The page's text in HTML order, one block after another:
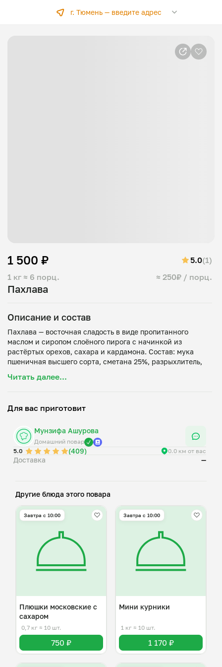
г. Тюмень — введите адрес
Пахлава
1 кг ≈ 6 порц. ≈ 250₽ / порц.
1 500 ₽ 5.0(1)
Описание и состав
Пахлава — восточная сладость в виде пропитанного
маслом и сиропом слоёного пирога с начинкой из
растёртых орехов, сахара и кардамона. Состав: мука
пшеничная высшего сорта, сметана 25%, разрыхлитель,
орех, мед, топленое масло. Для украшения миндаль
Читать далее...
Для вас приготовит
Мунзифа Ашурова
Домашний повар
5.0
(409) 0.0 км от вас
Доставка —
Другие блюда этого повара
Завтра c 10:00
Плюшки московские с
сахаром
0,7 кг ≈ 10 шт.
750 ₽
Завтра c 10:00
Мини курники
1 кг ≈ 10 шт.
1 170 ₽